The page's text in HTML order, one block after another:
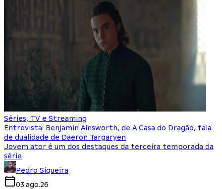
Séries, TV e Streaming
Entrevista: Benjamin Ainsworth, de A Casa do Dragão, fala
de dualidade de Daeron Targaryen
Jovem ator é um dos destaques da terceira temporada da
série
Pedro Siqueira
03.ago.26